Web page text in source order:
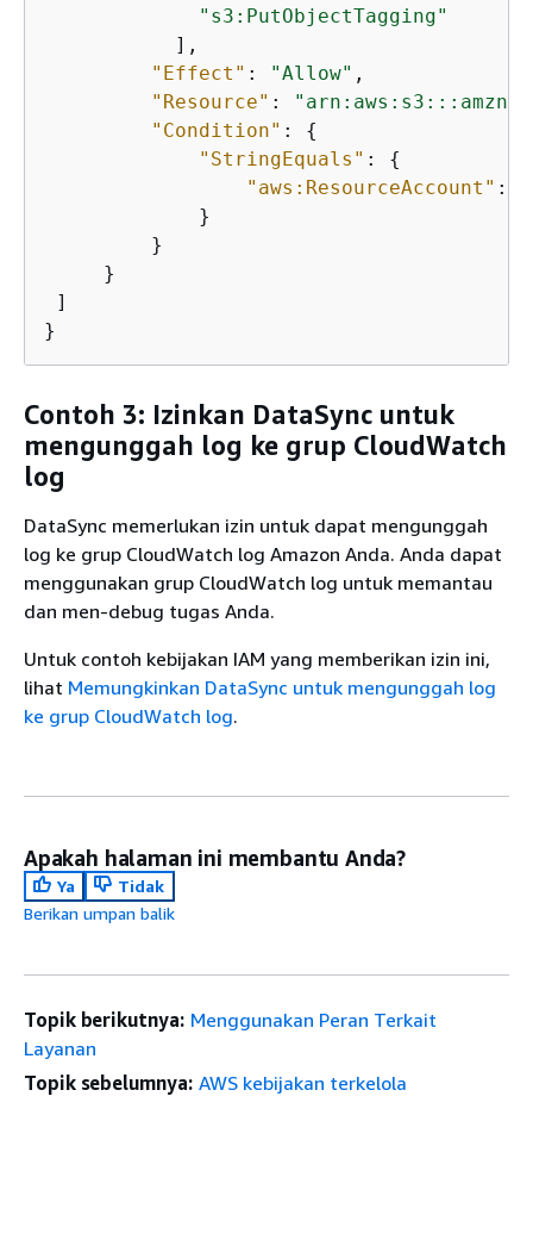
"s3:PutObjectTagging"
           ],
"Effect" : "Allow" ,
"Resource" :
"arn:aws:s3:::amzn-
"Condition" : {
"StringEquals" : {
"aws:ResourceAccount" :
             }
         }
     }
]
}
Contoh 3: Izinkan DataSync untuk
mengunggah log ke grup CloudWatch
log
DataSync memerlukan izin untuk dapat mengunggah
log ke grup CloudWatch log Amazon Anda. Anda dapat
menggunakan grup CloudWatch log untuk memantau
dan men-debug tugas Anda.
Untuk contoh kebijakan IAM yang memberikan izin ini,
lihat Memungkinkan DataSync untuk mengunggah log
ke grup CloudWatch log.
Apakah halaman ini membantu Anda?
Ya
Tidak
Berikan umpan balik
Topik berikutnya: Menggunakan Peran Terkait
Layanan
Topik sebelumnya: AWS kebijakan terkelola